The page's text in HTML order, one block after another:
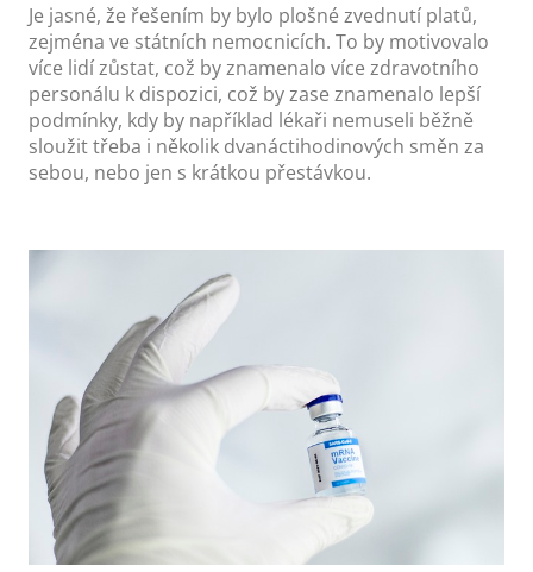
Je jasné, že řešením by bylo plošné zvednutí platů,
zejména ve státních nemocnicích. To by motivovalo
více lidí zůstat, což by znamenalo více zdravotního
personálu k dispozici, což by zase znamenalo lepší
podmínky, kdy by například lékaři nemuseli běžně
sloužit třeba i několik dvanáctihodinových směn za
sebou, nebo jen s krátkou přestávkou.